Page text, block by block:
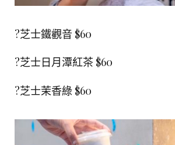
?芝士鐵觀音 $60
?芝士日月潭紅茶 $60
?芝士茉香綠 $60